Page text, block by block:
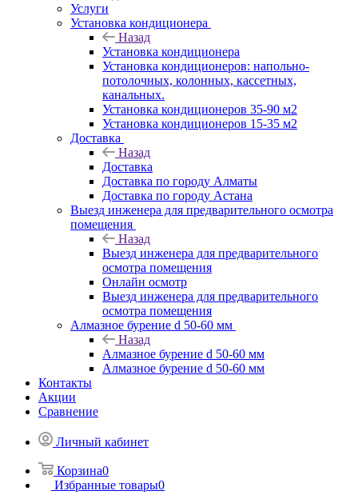
Услуги
Установка кондиционера
Назад
Установка кондиционера
Установка кондиционеров: напольно-
потолочных, колонных, кассетных,
канальных.
Установка кондиционеров 35-90 м2
Установка кондиционеров 15-35 м2
Доставка
Назад
Доставка
Доставка по городу Алматы
Доставка по городу Астана
Выезд инженера для предварительного осмотра
помещения
Назад
Выезд инженера для предварительного
осмотра помещения
Онлайн осмотр
Выезд инженера для предварительного
осмотра помещения
Алмазное бурение d 50-60 мм
Назад
Алмазное бурение d 50-60 мм
Алмазное бурение d 50-60 мм
Контакты
Акции
Сравнение
Личный кабинет
Корзина0
Избранные товары0